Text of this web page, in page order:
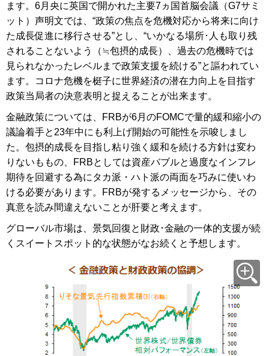
ます。6月央に英国で開かれた主要7ヵ国首脳会議（G7サミ
ット）声明文では、“政策の焦点を危機対応から将来に向け
た成長促進に移行させる”とし、“いかなる場所･人も取り残
されることないよう（≒包摂的成長）、過去の危機時では
見られなかったレベルまで政策支援を続ける”と謳われてい
ます。コロナ危機を梃子に世界経済の潜在力向上を目指す
政策当局者の決意表明と捉えることが出来ます。
金融政策については、FRBが6月のFOMCで量的緩和縮小の
議論着手と23年中にも利上げ開始の可能性を示唆しまし
た。包摂的成長を目指し粘り強く緩和を続ける方針は変わ
りないももの、FRBとしては資産バブルと過度なインフレ
期待を回避する為にタカ派・ハト派の両面を巧みに使いわ
ける必要があります。FRBが発するメッセージから、その
真意を読み間違えないことが肝要と考えます。
グローバル市場は、景気回復と財政･金融の一体的支援が続
くスイートスポット的な状態がなお続くと予想します。